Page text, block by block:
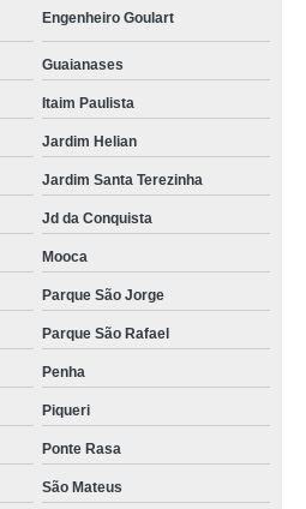
Engenheiro Goulart
Guaianases
Itaim Paulista
Jardim Helian
Jardim Santa Terezinha
Jd da Conquista
Mooca
Parque São Jorge
Parque São Rafael
Penha
Piqueri
Ponte Rasa
São Mateus